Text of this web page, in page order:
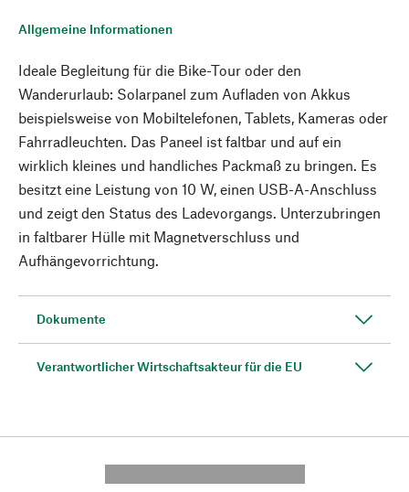
Allgemeine Informationen
Ideale Begleitung für die Bike-Tour oder den
Wanderurlaub: Solarpanel zum Aufladen von Akkus
beispielsweise von Mobiltelefonen, Tablets, Kameras oder
Fahrradleuchten. Das Paneel ist faltbar und auf ein
wirklich kleines und handliches Packmaß zu bringen. Es
besitzt eine Leistung von 10 W, einen USB-A-Anschluss
und zeigt den Status des Ladevorgangs. Unterzubringen
in faltbarer Hülle mit Magnetverschluss und
Aufhängevorrichtung.
Dokumente
Verantwortlicher Wirtschaftsakteur für die EU